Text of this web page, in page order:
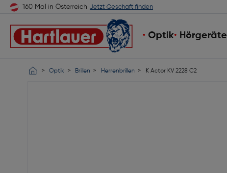
160 Mal in Österreich Jetzt Geschäft finden
Optik Hörgeräte
Optik Brillen Herrenbrillen K Actor KV 2228 C2